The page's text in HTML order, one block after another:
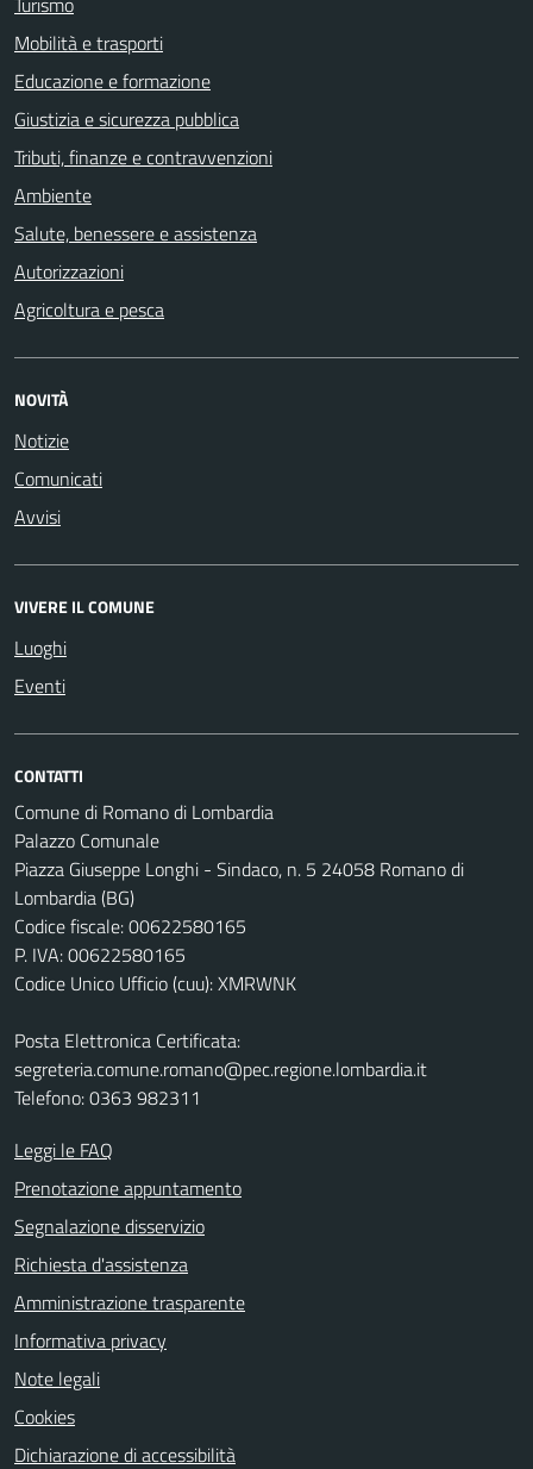
Mobilità e trasporti
Educazione e formazione
Giustizia e sicurezza pubblica
Tributi, finanze e contravvenzioni
Ambiente
Salute, benessere e assistenza
Autorizzazioni
Agricoltura e pesca
NOVITÀ
Notizie
Comunicati
Avvisi
VIVERE IL COMUNE
Luoghi
Eventi
CONTATTI
Comune di Romano di Lombardia
Palazzo Comunale
Piazza Giuseppe Longhi - Sindaco, n. 5 24058 Romano di
Lombardia (BG)
Codice fiscale: 00622580165
P. IVA: 00622580165
Codice Unico Ufficio (cuu): XMRWNK
Posta Elettronica Certificata:
segreteria.comune.romano@pec.regione.lombardia.it
Telefono: 0363 982311
Leggi le FAQ
Prenotazione appuntamento
Segnalazione disservizio
Richiesta d'assistenza
Amministrazione trasparente
Informativa privacy
Note legali
Cookies
Dichiarazione di accessibilità